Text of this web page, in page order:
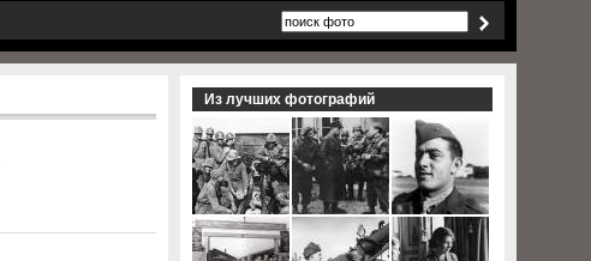
Из лучших фотографий